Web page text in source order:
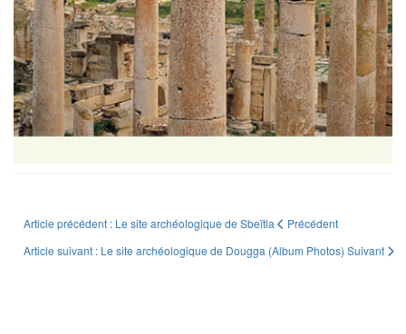
Article précédent : Le site archéologique de Sbeïtla
Précédent
Article suivant : Le site archéologique de Dougga (Album Photos) Suivant